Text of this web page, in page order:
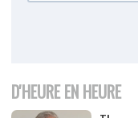
D'HEURE EN HEURE